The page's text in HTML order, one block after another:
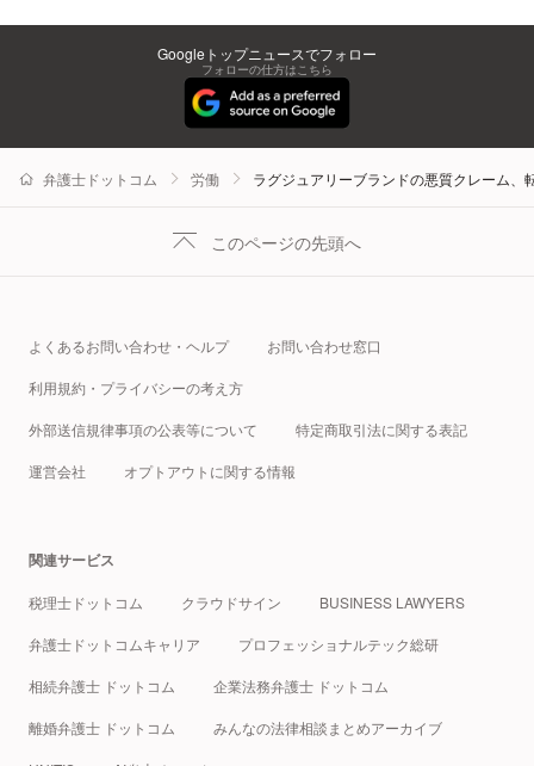
Googleトップニュースでフォロー
フォローの仕方はこちら
弁護士ドットコム 労働 ラグジュアリーブランドの悪質クレーム
このページの先頭へ
よくあるお問い合わせ・ヘルプ お問い合わせ窓口
利用規約・プライバシーの考え方
外部送信規律事項の公表等について 特定商取引法に関する表記
運営会社 オプトアウトに関する情報
関連サービス
税理士ドットコム クラウドサイン BUSINESS LAWYERS
弁護士ドットコムキャリア プロフェッショナルテック総研
相続弁護士 ドットコム 企業法務弁護士 ドットコム
離婚弁護士 ドットコム みんなの法律相談まとめアーカイブ